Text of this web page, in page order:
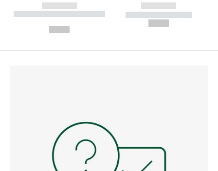
------------
----------- ----------- --------
------------
----------- -----------